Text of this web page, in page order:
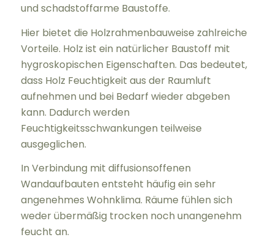
und schadstoffarme Baustoffe.
Hier bietet die Holzrahmenbauweise zahlreiche
Vorteile. Holz ist ein natürlicher Baustoff mit
hygroskopischen Eigenschaften. Das bedeutet,
dass Holz Feuchtigkeit aus der Raumluft
aufnehmen und bei Bedarf wieder abgeben
kann. Dadurch werden
Feuchtigkeitsschwankungen teilweise
ausgeglichen.
In Verbindung mit diffusionsoffenen
Wandaufbauten entsteht häufig ein sehr
angenehmes Wohnklima. Räume fühlen sich
weder übermäßig trocken noch unangenehm
feucht an.